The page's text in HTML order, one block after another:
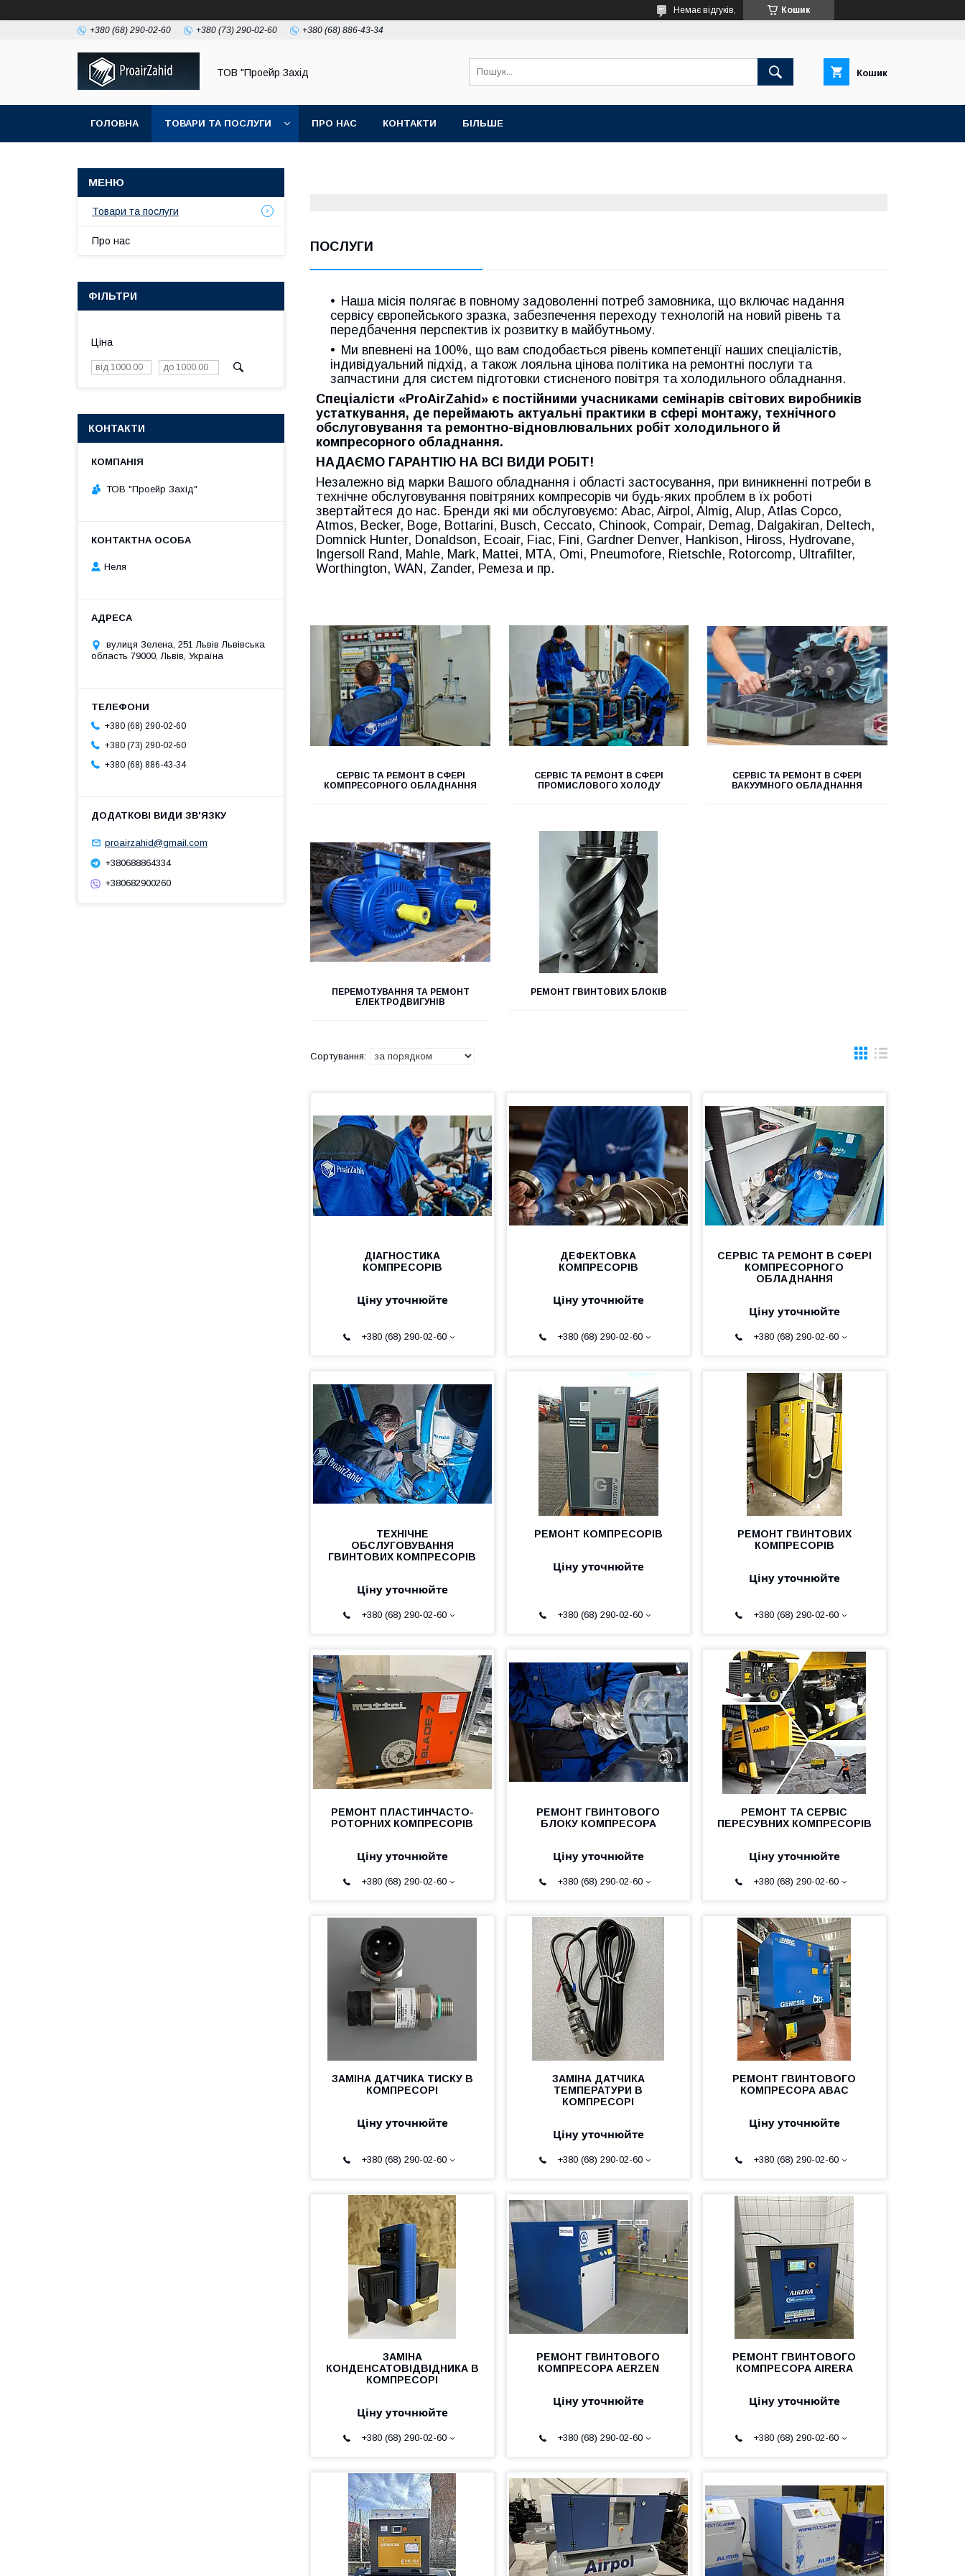
Кошик
Немає відгуків,
+380 (68) 290-02-60 +380 (73) 290-02-60 +380 (68) 886-43-34
ТОВ "Проейр Захід Кошик
ГОЛОВНА ТОВАРИ ТА ПОСЛУГИ ПРО НАС КОНТАКТИ БІЛЬШЕ
ПОСЛУГИ
Наша місія полягає в повному задоволенні потреб замовника, що включає надання
сервісу європейського зразка, забезпечення переходу технологій на новий рівень та
передбачення перспектив іх розвитку в майбутньому.
Ми впевнені на 100%, що вам сподобається рівень компетенції наших спеціалістів,
індивідуальний підхід, а також лояльна цінова політика на ремонтні послуги та
запчастини для систем підготовки стисненого повітря та холодильного обладнання.
Спеціалісти «ProAirZahid» є постійними учасниками семінарів світових виробників
устаткування, де переймають актуальні практики в сфері монтажу, технічного
обслуговування та ремонтно-відновлювальних робіт холодильного й
компресорного обладнання.
НАДАЄМО ГАРАНТІЮ НА ВСІ ВИДИ РОБІТ!
Незалежно від марки Вашого обладнання і області застосування, при виникненні потреби в
технічне обслуговування повітряних компресорів чи будь-яких проблем в їх роботі
звертайтеся до нас. Бренди які ми обслуговуємо: Abac, Airpol, Almig, Alup, Atlas Copco,
Atmos, Becker, Boge, Bottarini, Busch, Ceccato, Chinook, Compair, Demag, Dalgakiran, Deltech,
Domnick Hunter, Donaldson, Ecoair, Fiac, Fini, Gardner Denver, Hankison, Hiross, Hydrovane,
Ingersoll Rand, Mahle, Mark, Mattei, MTA, Omi, Pneumofore, Rietschle, Rotorcomp, Ultrafilter,
Worthington, WAN, Zander, Ремеза и пр.
СЕРВІС ТА РЕМОНТ В СФЕРІ
КОМПРЕСОРНОГО ОБЛАДНАННЯ
СЕРВІС ТА РЕМОНТ В СФЕРІ
ПРОМИСЛОВОГО ХОЛОДУ
СЕРВІС ТА РЕМОНТ В СФЕРІ
ВАКУУМНОГО ОБЛАДНАННЯ
ПЕРЕМОТУВАННЯ ТА РЕМОНТ
ЕЛЕКТРОДВИГУНІВ
РЕМОНТ ГВИНТОВИХ БЛОКІВ
ДІАГНОСТИКА
КОМПРЕСОРІВ
Ціну уточнюйте
+380 (68) 290-02-60
ДЕФЕКТОВКА
КОМПРЕСОРІВ
Ціну уточнюйте
+380 (68) 290-02-60
СЕРВІС ТА РЕМОНТ В СФЕРІ
КОМПРЕСОРНОГО
ОБЛАДНАННЯ
Ціну уточнюйте
+380 (68) 290-02-60
ТЕХНІЧНЕ
ОБСЛУГОВУВАННЯ
ГВИНТОВИХ КОМПРЕСОРІВ
Ціну уточнюйте
+380 (68) 290-02-60
РЕМОНТ КОМПРЕСОРІВ
Ціну уточнюйте
+380 (68) 290-02-60
РЕМОНТ ГВИНТОВИХ
КОМПРЕСОРІВ
Ціну уточнюйте
+380 (68) 290-02-60
РЕМОНТ ПЛАСТИНЧАСТО-
РОТОРНИХ КОМПРЕСОРІВ
Ціну уточнюйте
+380 (68) 290-02-60
РЕМОНТ ГВИНТОВОГО
БЛОКУ КОМПРЕСОРА
Ціну уточнюйте
+380 (68) 290-02-60
РЕМОНТ ТА СЕРВІС
ПЕРЕСУВНИХ КОМПРЕСОРІВ
Ціну уточнюйте
+380 (68) 290-02-60
ЗАМІНА ДАТЧИКА ТИСКУ В
КОМПРЕСОРІ
Ціну уточнюйте
+380 (68) 290-02-60
ЗАМІНА ДАТЧИКА
ТЕМПЕРАТУРИ В
КОМПРЕСОРІ
Ціну уточнюйте
+380 (68) 290-02-60
РЕМОНТ ГВИНТОВОГО
КОМПРЕСОРА ABAC
Ціну уточнюйте
+380 (68) 290-02-60
ЗАМІНА
КОНДЕНСАТОВІДВІДНИКА В
КОМПРЕСОРІ
Ціну уточнюйте
+380 (68) 290-02-60
РЕМОНТ ГВИНТОВОГО
КОМПРЕСОРА AERZEN
Ціну уточнюйте
+380 (68) 290-02-60
РЕМОНТ ГВИНТОВОГО
КОМПРЕСОРА AIRERA
Ціну уточнюйте
+380 (68) 290-02-60
Товари та послуги
Про нас
ФІЛЬТРИ
Ціна
КОНТАКТИ
ТОВ "Проейр Захід"
Неля
вулиця Зелена, 251 Львів Львівська
область 79000, Львів, Україна
+380 (68) 290-02-60
+380 (73) 290-02-60
+380 (68) 886-43-34
proairzahid@gmail.com
+380688864334
+380682900260